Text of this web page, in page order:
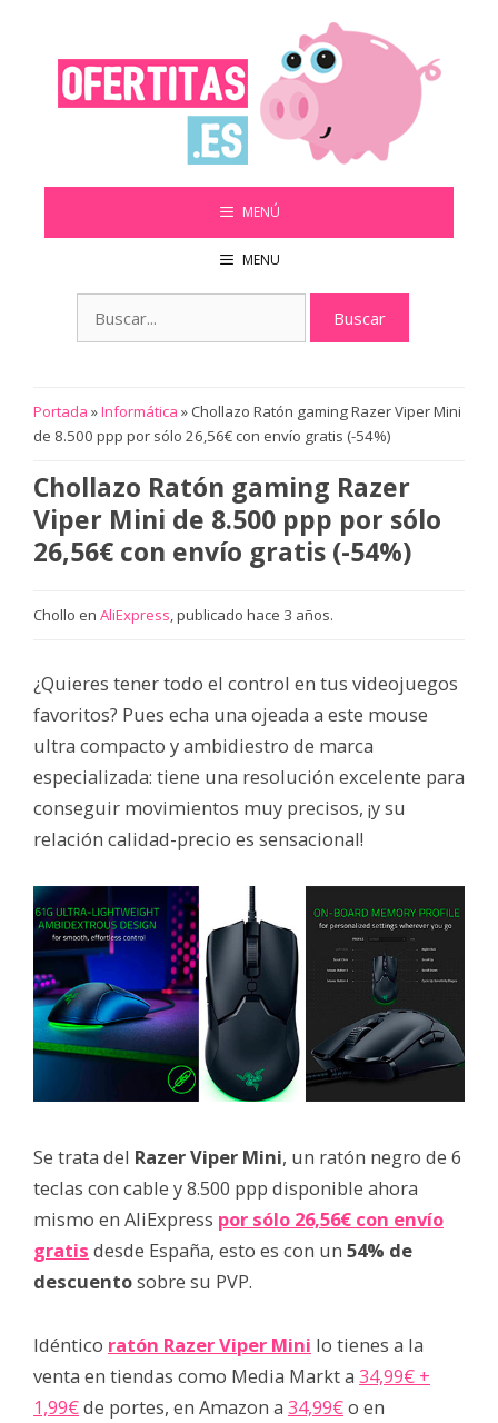
contenido
MENÚ
MENU
Portada »Informática » Chollazo Ratón gaming Razer Viper Mini
de 8.500 ppp por sólo 26,56€ con envío gratis (-54%)
Chollazo Ratón gaming Razer
Viper Mini de 8.500 ppp por sólo
26,56€ con envío gratis (-54%)
Chollo en AliExpress, publicado hace 3 años.
¿Quieres tener todo el control en tus videojuegos
favoritos? Pues echa una ojeada a este mouse
ultra compacto y ambidiestro de marca
especializada: tiene una resolución excelente para
conseguir movimientos muy precisos, ¡y su
relación calidad-precio es sensacional!
Se trata del Razer Viper Mini, un ratón negro de 6
teclas con cable y 8.500 ppp disponible ahora
mismo en AliExpress por sólo 26,56€ con envío
gratis desde España, esto es con un 54% de
descuentosobre su PVP.
Idéntico ratón Razer Viper Mini lo tienes a la
venta en tiendas como Media Markt a 34,99€ +
1,99€de portes, en Amazon a 34,99€o en